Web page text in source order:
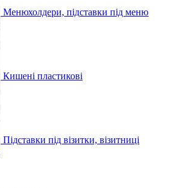
Менюхолдери, підставки під меню
Кишені пластикові
Підставки під візитки, візитниці